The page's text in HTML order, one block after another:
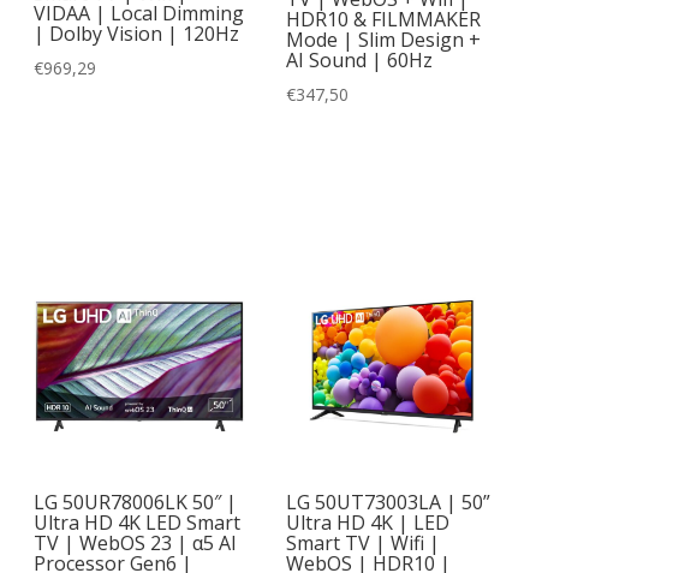
VIDAA | Local Dimming
| Dolby Vision | 120Hz
€969,29
HDR10 & FILMMAKER
Mode | Slim Design +
AI Sound | 60Hz
€347,50
LG 50UR78006LK 50″ |
Ultra HD 4K LED Smart
TV | WebOS 23 | α5 AI
Processor Gen6 |
LG 50UT73003LA | 50”
Ultra HD 4K | LED
Smart TV | Wifi |
WebOS | HDR10 |